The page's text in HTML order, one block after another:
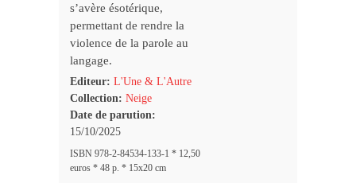
s’avère ésotérique,
permettant de rendre la
violence de la parole au
langage.
Editeur: L'Une & L'Autre
Collection: Neige
Date de parution:
15/10/2025
ISBN 978-2-84534-133-1 * 12,50
euros * 48 p. * 15x20 cm